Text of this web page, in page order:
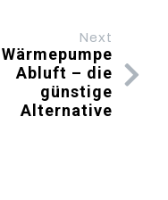
Next
Wärmepumpe
Abluft – die
günstige
Alternative